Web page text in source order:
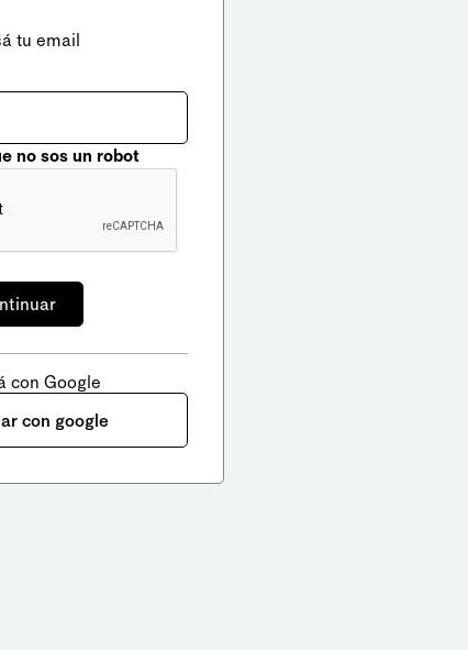
tu email
no sos un robot
con Google
con google